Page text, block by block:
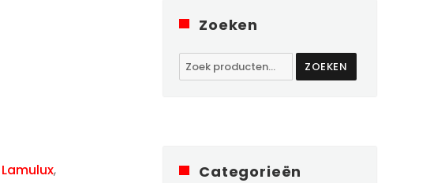
Lamulux,
Zoeken
Zoeken
naar:
ZOEKEN
Categorieën